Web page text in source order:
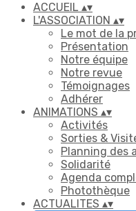
ACCUEIL ▴▾
L'ASSOCIATION ▴▾
Le mot de la
Présentation
Notre équipe
Notre revue
Témoignages
Adhérer
ANIMATIONS ▴▾
Activités
Sorties &
Planning des
Solidarité
Agenda
Photothèque
ACTUALITES ▴▾